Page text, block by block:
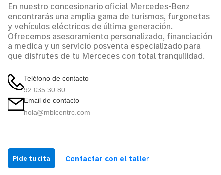
En nuestro concesionario oficial Mercedes-Benz
encontrarás una amplia gama de turismos, furgonetas
y vehículos eléctricos de última generación.
Ofrecemos asesoramiento personalizado, financiación
a medida y un servicio posventa especializado para
que disfrutes de tu Mercedes con total tranquilidad.
Teléfono de contacto
92 035 30 80
Email de contacto
hola@mblcentro.com
Pide tu cita Contactar con el taller